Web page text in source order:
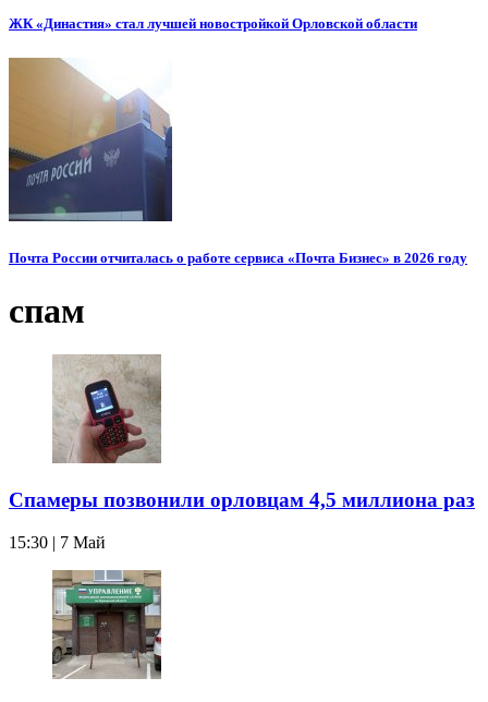
ЖК «Династия» стал лучшей новостройкой Орловской области
Почта России отчиталась о работе сервиса «Почта Бизнес» в 2026 году
спам
Спамеры позвонили орловцам 4,5 миллиона раз
15:30 | 7 Май